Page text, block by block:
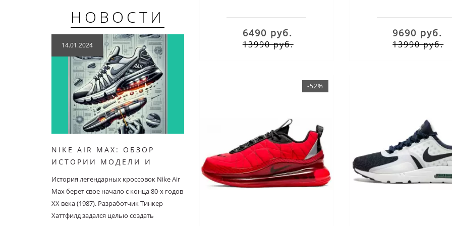
НОВОСТИ
14.01.2024
NIKE AIR MAX: ОБЗОР
ИСТОРИИ МОДЕЛИ И
ВЫБОРА
История легендарных кроссовок Nike Air
Max берет свое начало с конца 80-х годов
ХХ века (1987). Разработчик Тинкер
Хаттфилд задался целью создать
ИНТЕРЕСНЫЕ ФАКТЫ О
КРОССОВКАХ NIKE AIR MAX
90
Другое название моделиКогда эти кроссы
ИНТЕРЕСНЫЕ ФАКТЫ
КРОССОВКАХ AIR MAX
Кроссовки Nike Air Max получили
6490 руб.
13990 руб.
9690 руб.
13990 руб.
-52%